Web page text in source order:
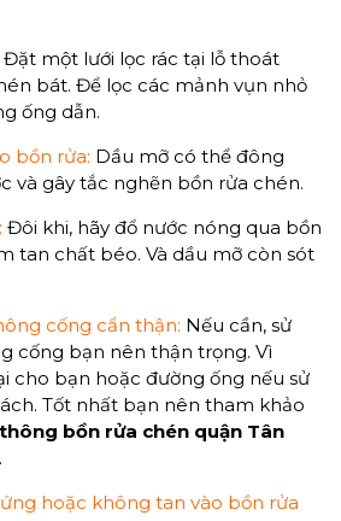
Đặt một lưới lọc rác tại lỗ thoát
bát. Để lọc các mảnh vụn nhỏ
ống dẫn.
bồn rửa: Dầu mỡ có thể đông
và gây tắc nghẽn bồn rửa chén.
Đôi khi, hãy đổ nước nóng qua bồn
tan chất béo. Và dầu mỡ còn sót
cống cẩn thận: Nếu cần, sử
cống bạn nên thận trọng. Vì
cho bạn hoặc đường ống nếu sử
Tốt nhất bạn nên tham khảo
bồn rửa chén quận Tân
hoặc không tan vào bồn rửa